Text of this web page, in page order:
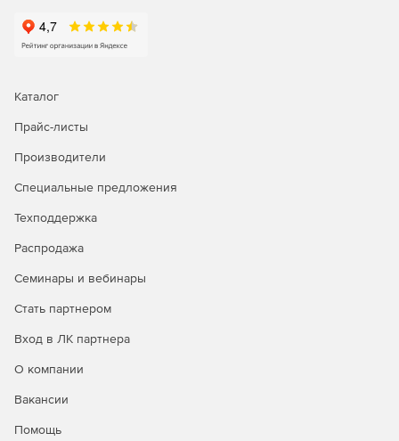
неиспользуемых учетных записей, а также
произвести настройку Outlook Mobile Access и Outlook
Каталог
Прайс-листы
Производители
Специальные предложения
Техподдержка
Распродажа
Семинары и вебинары
Стать партнером
Вход в ЛК партнера
О компании
Вакансии
Помощь